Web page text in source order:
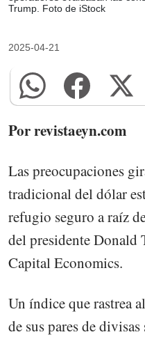
Trump. Foto de iStock
2025-04-21
Por revistaeyn.com
Las preocupaciones
tradicional del dólar
refugio seguro a raíz
del presidente Donald
Capital Economics.
Un índice que rastrea
de sus pares de